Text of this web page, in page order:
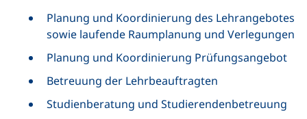
Planung und Koordinierung des Lehrangebotes
sowie laufende Raumplanung und Verlegungen
Planung und Koordinierung Prüfungsangebot
Betreuung der Lehrbeauftragten
Studienberatung und Studierendenbetreuung